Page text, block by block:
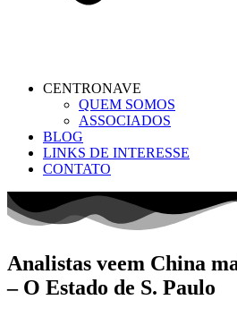
CENTRONAVE
QUEM SOMOS
ASSOCIADOS
BLOG
LINKS DE INTERESSE
CONTATO
Analistas veem China
– O Estado de S. Paulo